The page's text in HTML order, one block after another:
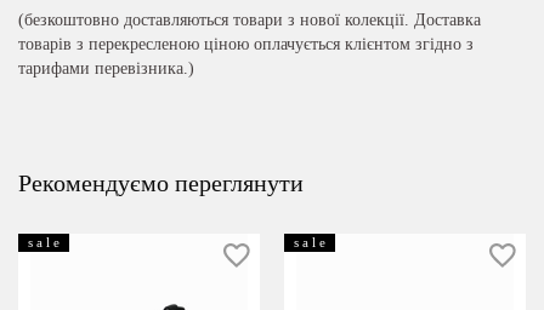
(безкоштовно доставляються товари з нової колекції. Доставка
товарів з перекресленою ціною оплачується клієнтом згідно з
тарифами перевізника.)
Рекомендуємо переглянути
s a l e s a l e